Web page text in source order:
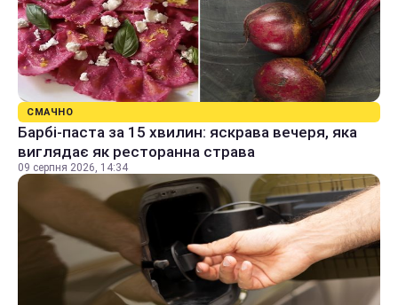
СМАЧНО
Барбі-паста за 15 хвилин: яскрава вечеря, яка
виглядає як ресторанна страва
09 серпня 2026, 14:34